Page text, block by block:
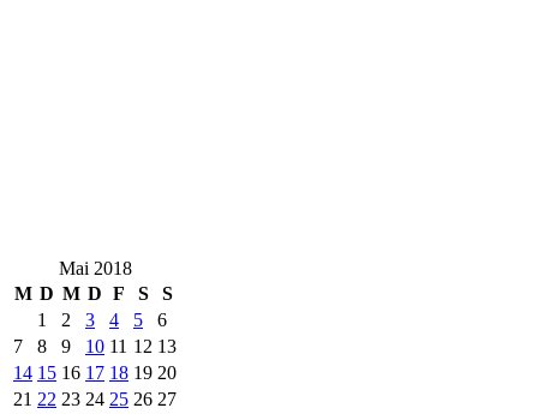
Mai 2018
M D M D F S
S
1
2 3 4 5
6
7
8 9 10 11 12 13
14 15 16 17 18 19 20
21 22 23 24 25 26 27